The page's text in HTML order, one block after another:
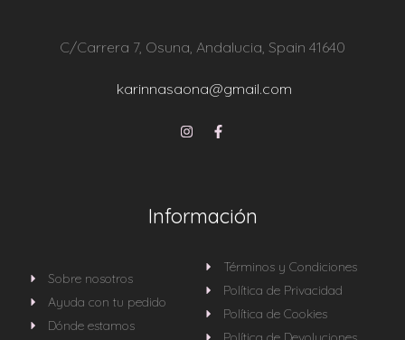
C/Carrera 7, Osuna, Andalucia, Spain 41640
karinnasaona@gmail.com
Información
Sobre nosotros
Ayuda con tu pedido
Dónde estamos
Términos y Condiciones
Política de Privacidad
Política de Cookies